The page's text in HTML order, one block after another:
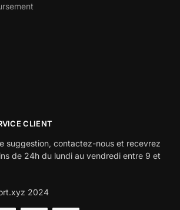
CLIENT
suggestion, contactez-nous et recevrez
de 24h du lundi au vendredi entre 9 et
2024